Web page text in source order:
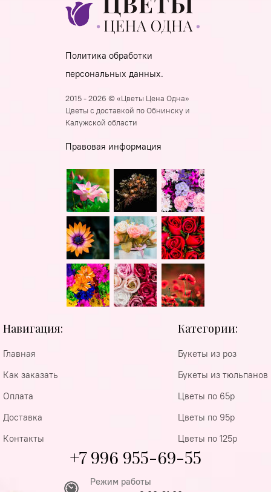
Политика обработки
персональных данных.
2015 - 2026 © «Цветы Цена Одна»
Цветы с доставкой по Обнинску и
Калужской области
Правовая информация
Навигация:
Главная
Как заказать
Оплата
Доставка
Контакты
Категории:
Букеты из роз
Букеты из тюльпанов
Цветы по 65р
Цветы по 95р
Цветы по 125р
+7 996 955-69-55
Режим работы